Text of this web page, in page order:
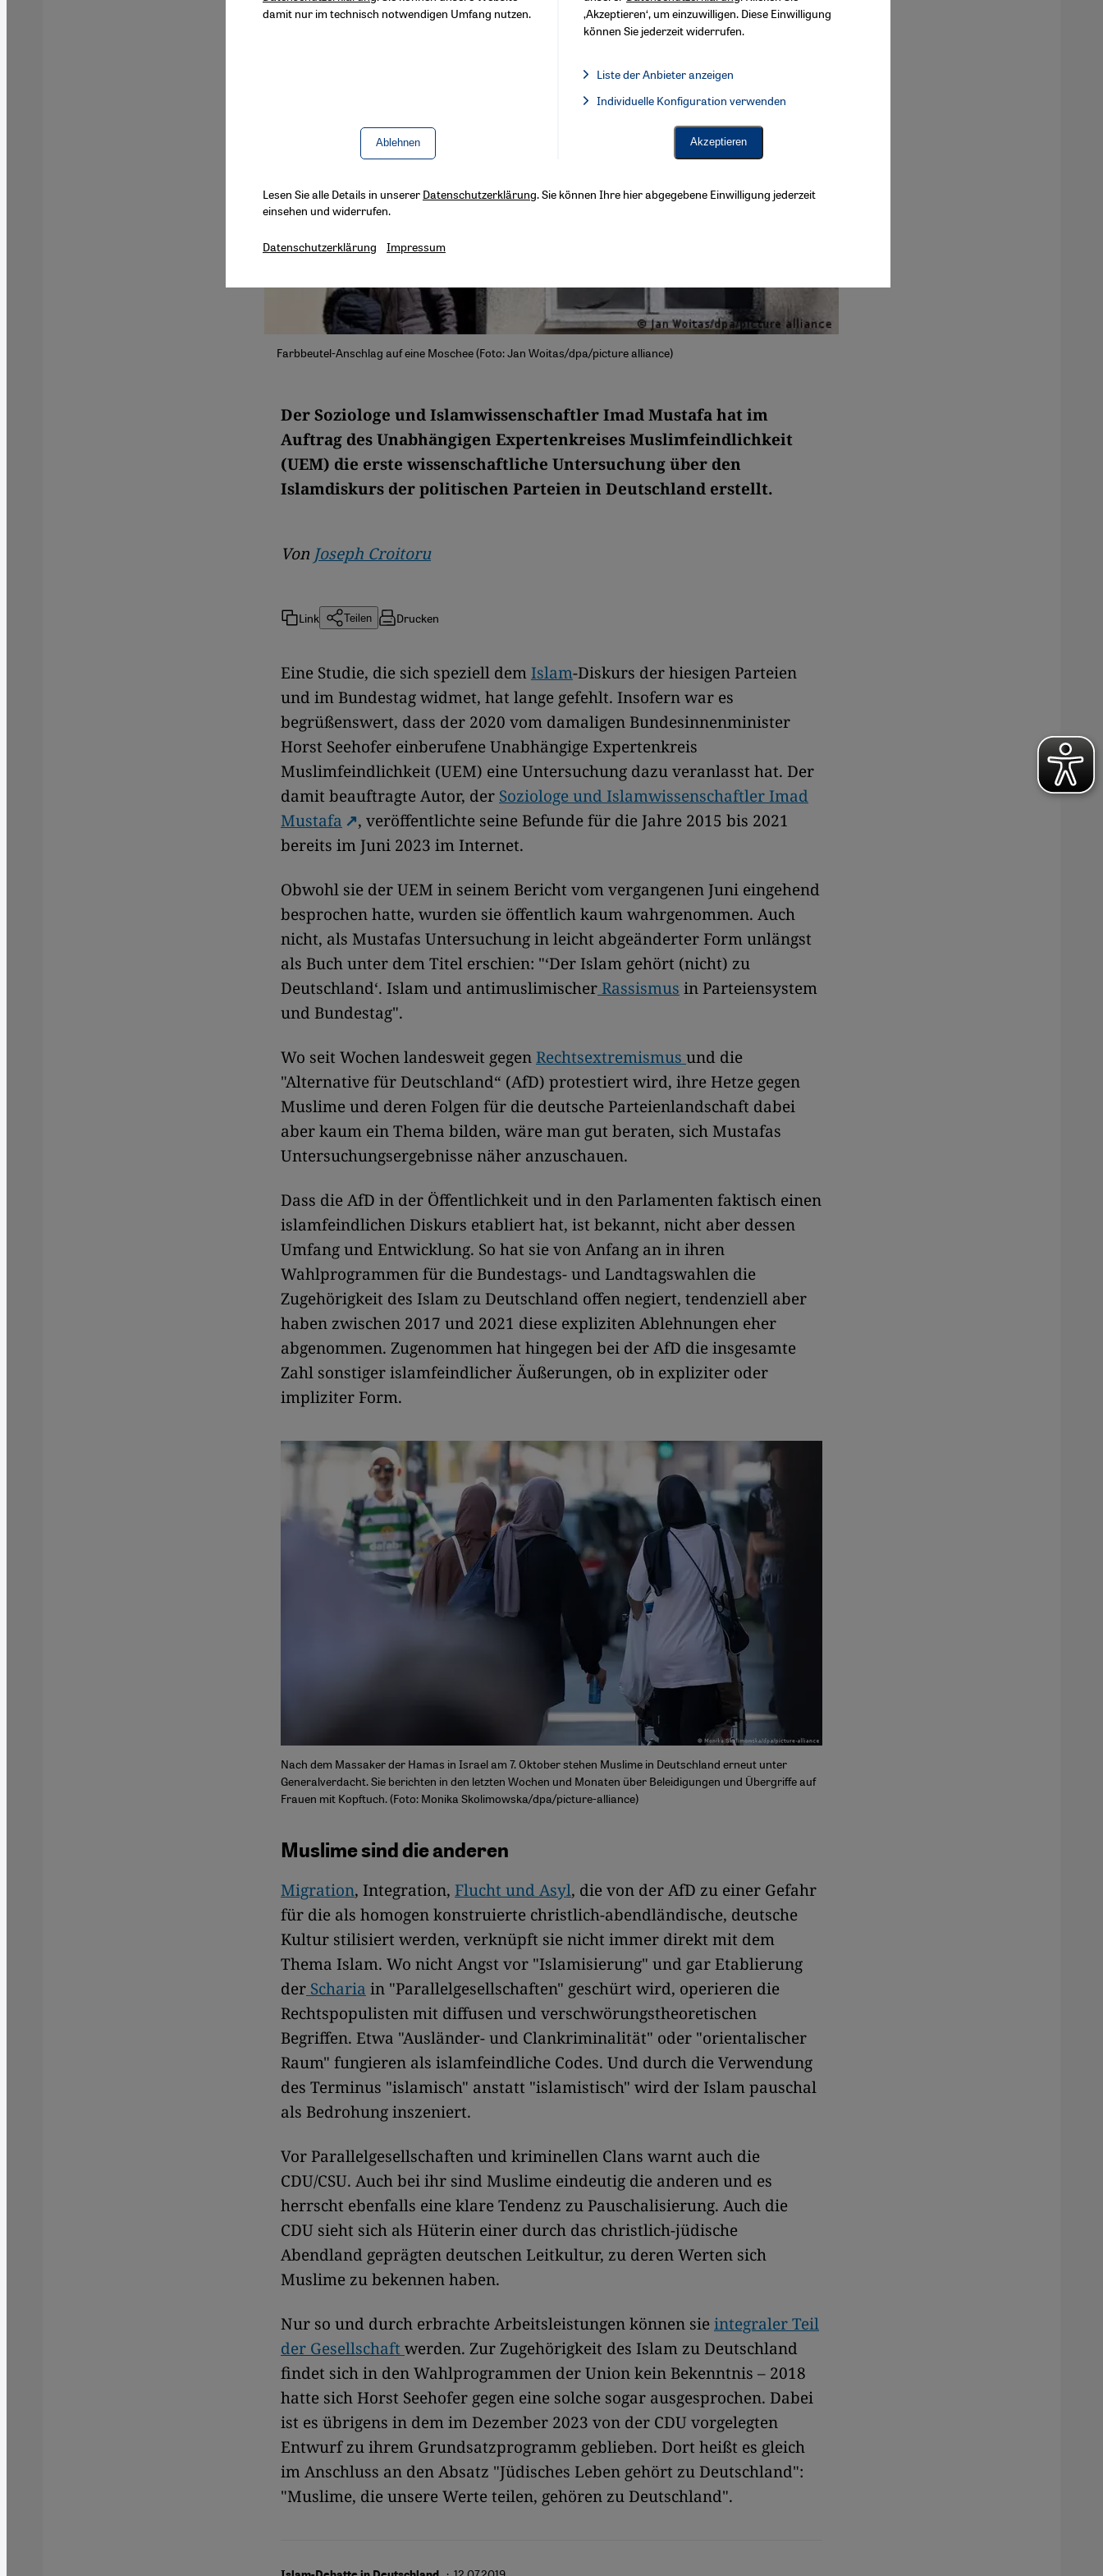
Farbbeutel-Anschlag auf eine Moschee (Foto: Jan Woitas/dpa/picture alliance)
Der Soziologe und Islamwissenschaftler Imad Mustafa hat im
Auftrag des Unabhängigen Expertenkreises Muslimfeindlichkeit
(UEM) die erste wissenschaftliche Untersuchung über den
Islamdiskurs der politischen Parteien in Deutschland erstellt.
Von Joseph Croitoru
Link Teilen Drucken
Eine Studie, die sich speziell demIslam-Diskurs der hiesigen Parteien
und im Bundestag widmet, hat lange gefehlt. Insofern war es
begrüßenswert, dass der 2020 vom damaligen Bundesinnenminister
Horst Seehofer einberufene Unabhängige Expertenkreis
Muslimfeindlichkeit (UEM) eine Untersuchung dazu veranlasst hat. Der
damit beauftragte Autor, der Soziologe und Islamwissenschaftler Imad
Mustafa
, veröffentlichte seine Befunde für die Jahre 2015 bis 2021
bereits im Juni 2023 im Internet.
Obwohl sie der UEM in seinem Bericht vom vergangenen Juni eingehend
besprochen hatte, wurden sie öffentlich kaum wahrgenommen. Auch
nicht, als Mustafas Untersuchung in leicht abgeänderter Form unlängst
als Buch unter dem Titel erschien: "‘Der Islam gehört (nicht) zu
Deutschland‘. Islam und antimuslimischerRassismus in Parteiensystem
und Bundestag".
Wo seit Wochen landesweit gegenRechtsextremismus und die
"Alternative für Deutschland“ (AfD) protestiert wird, ihre Hetze gegen
Muslime und deren Folgen für die deutsche Parteienlandschaft dabei
aber kaum ein Thema bilden, wäre man gut beraten, sich Mustafas
Untersuchungsergebnisse näher anzuschauen.
Dass die AfD in der Öffentlichkeit und in den Parlamenten faktisch einen
islamfeindlichen Diskurs etabliert hat, ist bekannt, nicht aber dessen
Umfang und Entwicklung. So hat sie von Anfang an in ihren
Wahlprogrammen für die Bundestags- und Landtagswahlen die
Zugehörigkeit des Islam zu Deutschland offen negiert, tendenziell aber
haben zwischen 2017 und 2021 diese expliziten Ablehnungen eher
abgenommen. Zugenommen hat hingegen bei der AfD die insgesamte
Zahl sonstiger islamfeindlicher Äußerungen, ob in expliziter oder
impliziter Form.
Nach dem Massaker der Hamas in Israel am 7. Oktober stehen Muslime in Deutschland erneut unter
Generalverdacht. Sie berichten in den letzten Wochen und Monaten über Beleidigungen und Übergriffe auf
Frauen mit Kopftuch. (Foto: Monika Skolimowska/dpa/picture-alliance)
Muslime sind die anderen
Migration, Integration, Flucht und Asyl, die von der AfD zu einer Gefahr
für die als homogen konstruierte christlich-abendländische, deutsche
Kultur stilisiert werden, verknüpft sie nicht immer direkt mit dem
Thema Islam. Wo nicht Angst vor "Islamisierung" und gar Etablierung
der Scharia in "Parallelgesellschaften" geschürt wird, operieren die
Rechtspopulisten mit diffusen und verschwörungstheoretischen
Begriffen. Etwa "Ausländer- und Clankriminalität" oder "orientalischer
Raum" fungieren als islamfeindliche Codes. Und durch die Verwendung
des Terminus "islamisch" anstatt "islamistisch" wird der Islam pauschal
als Bedrohung inszeniert.
Vor Parallelgesellschaften und kriminellen Clans warnt auch die
CDU/CSU. Auch bei ihr sind Muslime eindeutig die anderen und es
herrscht ebenfalls eine klare Tendenz zu Pauschalisierung. Auch die
CDU sieht sich als Hüterin einer durch das christlich-jüdische
Abendland geprägten deutschen Leitkultur, zu deren Werten sich
Muslime zu bekennen haben.
Nur so und durch erbrachte Arbeitsleistungen können sieintegraler Teil
der Gesellschaftwerden. Zur Zugehörigkeit des Islam zu Deutschland
findet sich in den Wahlprogrammen der Union kein Bekenntnis – 2018
hatte sich Horst Seehofer gegen eine solche sogar ausgesprochen. Dabei
ist es übrigens in dem im Dezember 2023 von der CDU vorgelegten
Entwurf zu ihrem Grundsatzprogramm geblieben. Dort heißt es gleich
im Anschluss an den Absatz "Jüdisches Leben gehört zu Deutschland":
"Muslime, die unsere Werte teilen, gehören zu Deutschland".
damit nur im technisch notwendigen Umfang nutzen.
Ablehnen
‚Akzeptieren‘, um einzuwilligen. Diese Einwilligung
können Sie jederzeit widerrufen.
Liste der Anbieter anzeigen
Facebook Embed / Facebook Connect, Google Maps Embed, Google Tag Manager, Instagram Embed,
Individuelle Konfiguration verwenden
Akzeptieren
Lesen Sie alle Details in unserer Datenschutzerklärung. Sie können Ihre hier abgegebene Einwilligung jederzeit
einsehen und widerrufen.
Datenschutzerklärung Impressum